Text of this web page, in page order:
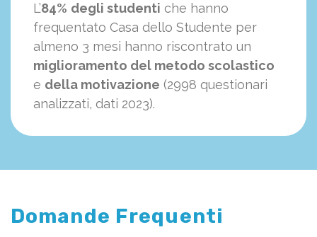
L’84% degli studenti che hanno
frequentato Casa dello Studente per
almeno 3 mesi hanno riscontrato un
miglioramento del metodo scolastico
e della motivazione (2998 questionari
analizzati, dati 2023).
Domande Frequenti